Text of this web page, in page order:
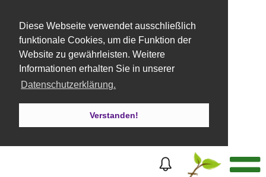
Diese Webseite verwendet ausschließlich
funktionale Cookies, um die Funktion der
Website zu gewährleisten. Weitere
Informationen erhalten Sie in unserer
Datenschutzerklärung.
Verstanden!